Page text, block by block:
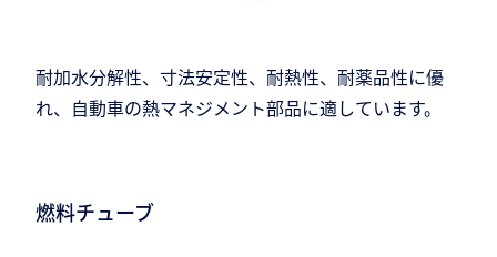
耐加水分解性、寸法安定性、耐熱性、耐薬品性に優
れ、自動車の熱マネジメント部品に適しています。
燃料チューブ